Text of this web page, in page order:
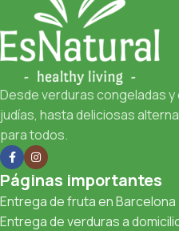
Desde verduras congeladas
judías, hasta deliciosas
para todos.
Páginas importantes
Entrega de fruta en Barcelona
Entrega de verduras a